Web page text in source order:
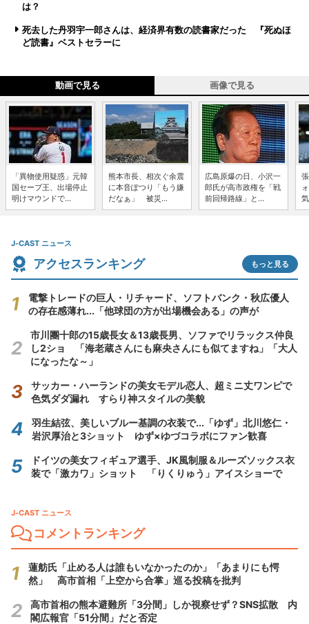
は？
死去した丹羽宇一郎さんは、経済界有数の読書家だった 『死ぬほ
ど読書』ベストセラーに
動画で見る 画像で見る
「異物使用疑惑」元韓
国セーブ王、出場停止
明けマウンドで...
熊本市長、相次ぐ余震
に本音ぽつり「もう嫌
だなぁ」 被災...
広島原爆の日、小沢一
郎氏が高市政権を「戦
前回帰路線」と...
J-CAST ニュース
アクセスランキング もっと見る
電撃トレードの巨人・リチャード、ソフトバンク・秋広優人
の存在感薄れ...「他球団の方が出場機会ある」の声が
市川團十郎の15歳長女＆13歳長男、ソファでリラックス仲良
し2ショ 「海老蔵さんにも麻央さんにも似てますね」「大人
になったな～」
サッカー・ハーランドの美女モデル恋人、超ミニ丈ワンピで
色気ダダ漏れ すらり神スタイルの美貌
羽生結弦、美しいブルー基調の衣装で...「ゆず」北川悠仁・
岩沢厚治と3ショット ゆず×ゆづコラボにファン歓喜
ドイツの美女フィギュア選手、JK風制服＆ルーズソックス衣
装で「激カワ」ショット 「りくりゅう」アイスショーで
J-CAST ニュース
コメントランキング
蓮舫氏「止める人は誰もいなかったのか」「あまりにも愕
然」 高市首相「上空から合掌」巡る投稿を批判
高市首相の熊本避難所「3分間」しか視察せず？SNS拡散 内
閣広報官「51分間」だと否定